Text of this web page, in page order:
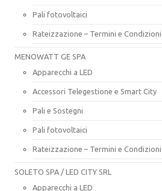
Pali fotovoltaici
Rateizzazione – Termini e Condizioni
MENOWATT GE SPA
Apparecchi a LED
Accessori Telegestione e Smart City
Pali e Sostegni
Pali fotovoltaici
Rateizzazione – Termini e Condizioni
SOLETO SPA / LED CITY SRL
Apparecchi a LED